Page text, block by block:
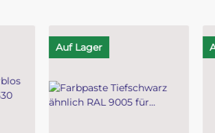
Auf Lager Auf Lager